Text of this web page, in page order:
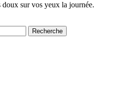
doux sur vos yeux la journée.
Recherche